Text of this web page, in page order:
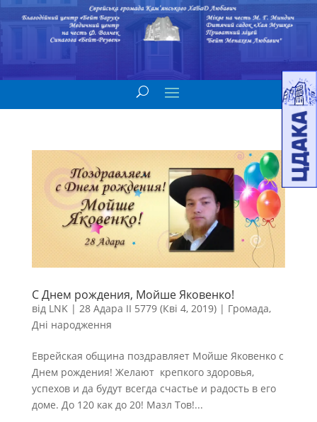
С Днем рождения, Мойше Яковенко!
від LNK | 28 Адара II 5779 (Кві 4, 2019)| Громада,
Дні народження
Еврейская община поздравляет Мойше Яковенко с
Днем рождения! Желают крепкого здоровья,
успехов и да будут всегда счастье и радость в его
доме. До 120 как до 20! Мазл Тов!...